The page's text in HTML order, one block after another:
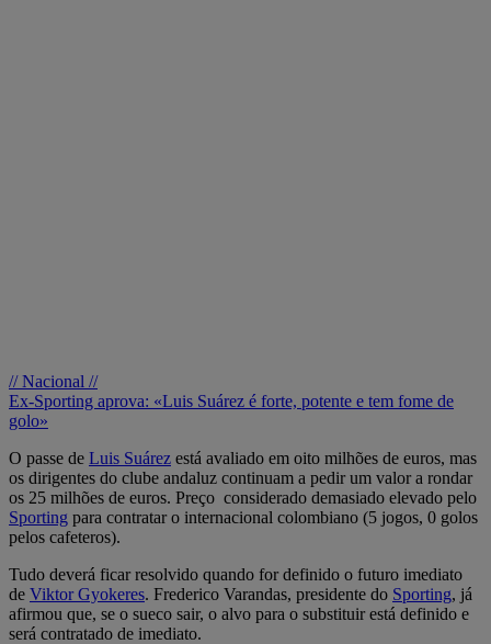
// Nacional //
Ex-Sporting aprova: «Luis Suárez é forte, potente e tem fome de
golo»
O passe de Luis Suárez está avaliado em oito milhões de euros, mas
os dirigentes do clube andaluz continuam a pedir um valor a rondar
os 25 milhões de euros. Preço considerado demasiado elevado pelo
Sporting para contratar o internacional colombiano (5 jogos, 0 golos
pelos cafeteros).
Tudo deverá ficar resolvido quando for definido o futuro imediato
de Viktor Gyokeres. Frederico Varandas, presidente do Sporting, já
afirmou que, se o sueco sair, o alvo para o substituir está definido e
será contratado de imediato.